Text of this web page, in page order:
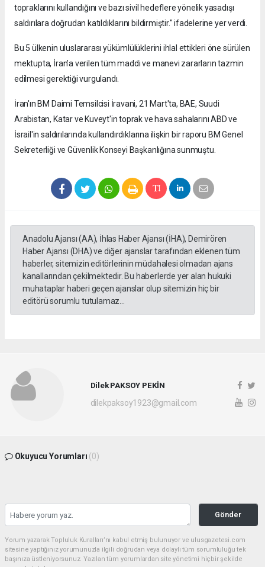
topraklarını kullandığını ve bazı sivil hedeflere yönelik yasadışı
saldırılara doğrudan katıldıklarını bildirmiştir." ifadelerine yer verdi.
Bu 5 ülkenin uluslararası yükümlülüklerini ihlal ettikleri öne sürülen
mektupta, İran’a verilen tüm maddi ve manevi zararların tazmin
edilmesi gerektiği vurgulandı.
İran'ın BM Daimi Temsilcisi İravani, 21 Mart'ta, BAE, Suudi
Arabistan, Katar ve Kuveyt'in toprak ve hava sahalarını ABD ve
İsrail'in saldırılarında kullandırdıklarına ilişkin bir raporu BM Genel
Sekreterliği ve Güvenlik Konseyi Başkanlığına sunmuştu.
Anadolu Ajansı (AA), İhlas Haber Ajansı (İHA), Demirören
Haber Ajansı (DHA) ve diğer ajanslar tarafından eklenen tüm
haberler, sitemizin editörlerinin müdahalesi olmadan ajans
kanallarından çekilmektedir. Bu haberlerde yer alan hukuki
muhataplar haberi geçen ajanslar olup sitemizin hiç bir
editörü sorumlu tutulamaz...
Dilek PAKSOY PEKİN
dilekpaksoy1923@gmail.com
Okuyucu Yorumları (0)
Gönder
Yorum yazarak Topluluk Kuralları’nı kabul etmiş bulunuyor ve ulusgazetesi.com
sitesine yaptığınız yorumunuzla ilgili doğrudan veya dolaylı tüm sorumluluğu tek
başınıza üstleniyorsunuz. Yazılan tüm yorumlardan site yönetimi hiçbir şekilde